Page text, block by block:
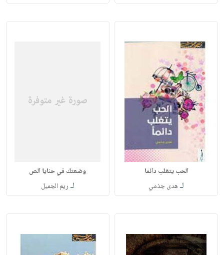
الحب يتغلب دائما
لـ هدى جذمي
وضعتك في حنايا الص
لـ ريم الجميل